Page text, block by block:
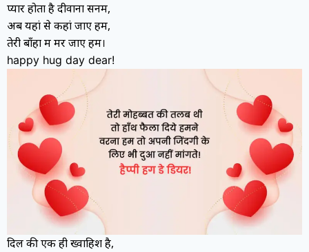
प्यार होता है दीवाना सनम,
अब यहां से कहां जाए हम,
तेरी बाँहों में मर जाए हम।
happy hug day dear!
दिल की एक ही ख्वाहिश है,